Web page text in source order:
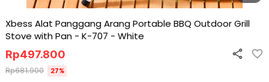
Xbess Alat Panggang Arang Portable BBQ Outdoor Grill
Stove with Pan - K-707 - White
Rp497.800
Rp681.900 27%